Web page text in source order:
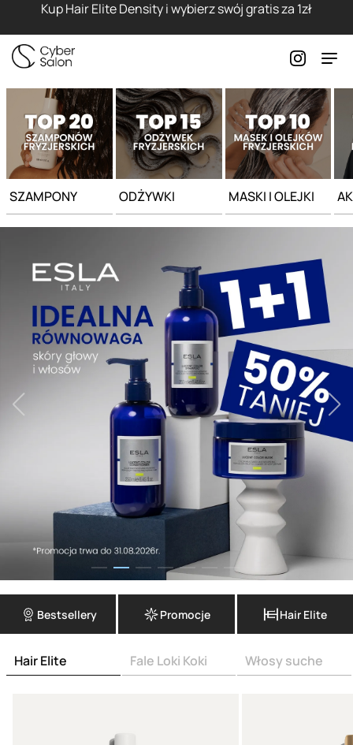
Kup Hair Elite Density i wybierz swój gratis za 1zł
SZAMPONY ODŻYWKI MASKI I OLEJKI
Bestsellery Promocje Hair Elite
Hair Elite Fale Loki Koki Włosy suche
Strona główna - Cyber Salon